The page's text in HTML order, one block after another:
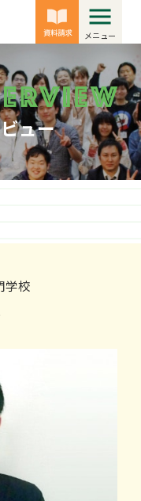
メニュー
ュー
学校